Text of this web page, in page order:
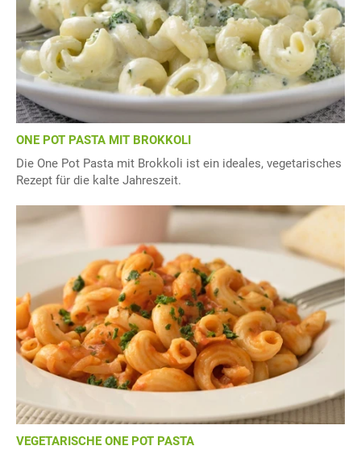
ONE POT PASTA MIT BROKKOLI
Die One Pot Pasta mit Brokkoli ist ein ideales, vegetarisches
Rezept für die kalte Jahreszeit.
VEGETARISCHE ONE POT PASTA